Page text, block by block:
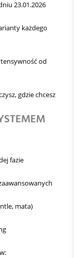
23.01.2026
każdego
od
gdzie chcesz
fazie
mata)